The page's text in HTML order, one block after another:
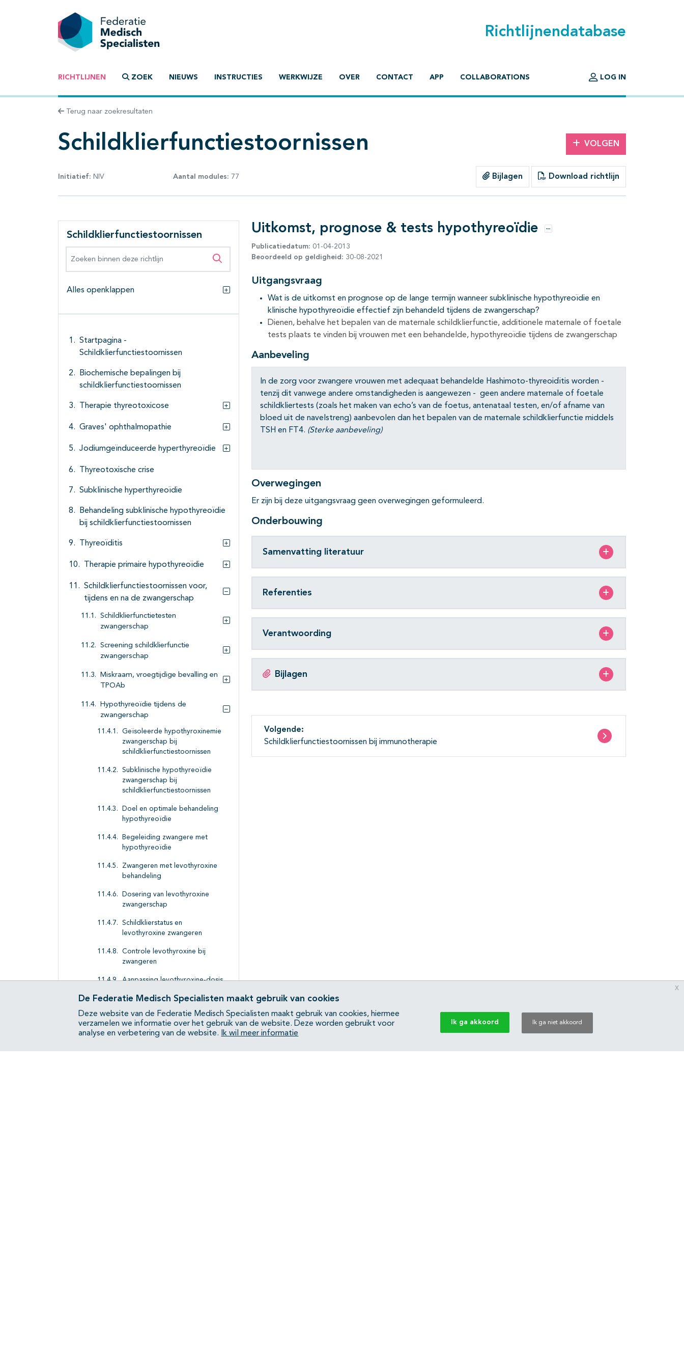
Richtlijnendatabase
RICHTLIJNEN ZOEK NIEUWS INSTRUCTIES WERKWIJZE OVER CONTACT APP COLLABORATIONS LOG IN
Terug naar zoekresultaten
Schildklierfunctiestoornissen VOLGEN
Initiatief: NIV Aantal modules: 77 Bijlagen Download richtlijn
Schildklierfunctiestoornissen
Zoeken binnen deze richtlijn
Alles openklappen
Alles openklappen
Startpagina -
Schildklierfunctiestoornissen
Biochemische bepalingen bij
schildklierfunctiestoornissen
Therapie thyreotoxicose
Subpagina's open- en dichtklappen
Graves' ophthalmopathie
Jodiumgeïnduceerde hyperthyreoïdie
Thyreotoxische crise
Subklinische hyperthyreoïdie
Behandeling subklinische hypothyreoïdie
bij schildklierfunctiestoornissen
Thyreoïditis
Subpagina's open- en dichtklappen
Therapie primaire hypothyreoïdie
Subpagina's open- en dichtklappen
Schildklierfunctiestoornissen voor,
tijdens en na de zwangerschap
Schildklierfunctietesten
zwangerschap
Subpagina's open- en dichtklappen
Screening schildklierfunctie
zwangerschap
Miskraam, vroegtijdige bevalling en
TPOAb
Subpagina's open- en dichtklappen
Hypothyreoïdie tijdens de
zwangerschap
Geïsoleerde hypothyroxinemie
zwangerschap bij
schildklierfunctiestoornissen
Subklinische hypothyreoïdie
zwangerschap bij
schildklierfunctiestoornissen
Doel en optimale behandeling
hypothyreoïdie
Begeleiding zwangere met
hypothyreoïdie
Zwangeren met levothyroxine
behandeling
Dosering van levothyroxine
zwangerschap
Schildklierstatus en
levothyroxine zwangeren
Controle levothyroxine bij
zwangeren
Aanpassing levothyroxine-dosis
Uitkomst, prognose & tests
hypothyreoïdie
Thyreotoxicose tijdens de
zwangerschap
Uitkomst, prognose & tests hypothyreoïdie Opties
Publicatiedatum: 01-04-2013
Beoordeeld op geldigheid: 30-08-2021
Uitgangsvraag
Wat is de uitkomst en prognose op de lange termijn wanneer subklinische hypothyreoïdie en
klinische hypothyreoïdie effectief zijn behandeld tijdens de zwangerschap?
Dienen, behalve het bepalen van de maternale schildklierfunctie, additionele maternale of foetale
tests plaats te vinden bij vrouwen met een behandelde, hypothyreoïdie tijdens de zwangerschap
Aanbeveling
In de zorg voor zwangere vrouwen met adequaat behandelde Hashimoto-thyreoidïtis worden -
tenzij dit vanwege andere omstandigheden is aangewezen - geen andere maternale of foetale
schildkliertests (zoals het maken van echo’s van de foetus, antenataal testen, en/of afname van
bloed uit de navelstreng) aanbevolen dan het bepalen van de maternale schildklierfunctie middels
TSH en FT4. (Sterke aanbeveling)
Overwegingen
Er zijn bij deze uitgangsvraag geen overwegingen geformuleerd.
Onderbouwing
Samenvatting literatuur
Referenties
Verantwoording
Bijlagen
Volgende:
Schildklierfunctiestoornissen bij immunotherapie
De Federatie Medisch Specialisten maakt gebruik van cookies
Deze website van de Federatie Medisch Specialisten maakt gebruik van cookies, hiermee
verzamelen we informatie over het gebruik van de website. Deze worden gebruikt voor
analyse en verbetering van de website.
Ik wil meer informatie
Ik ga akkoord Ik ga niet akkoord
x